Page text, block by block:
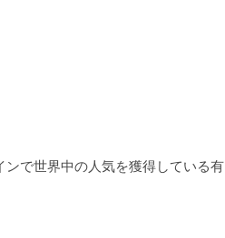
で世界中の人気を獲得している有